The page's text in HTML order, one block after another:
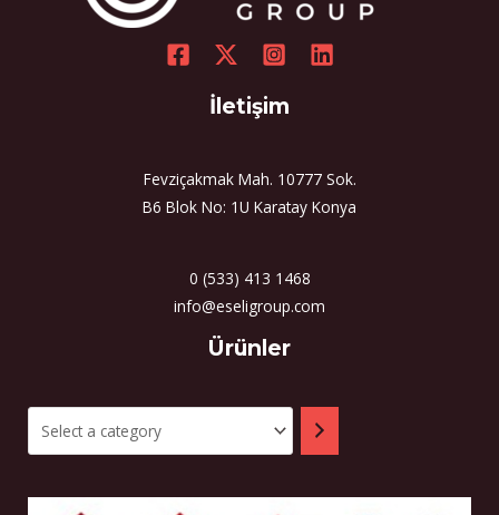
İletişim
Fevziçakmak Mah. 10777 Sok.
B6 Blok No: 1U Karatay Konya
0 (533) 413 1468
info@eseligroup.com
Ürünler